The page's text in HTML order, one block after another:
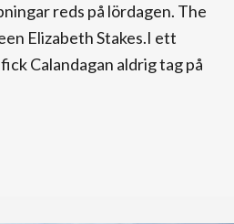
reds på lördagen. The
Elizabeth Stakes.I ett
Calandagan aldrig tag på